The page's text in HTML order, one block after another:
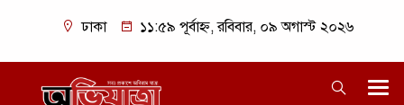
ঢাকা ১১:৫৯ পূর্বাহ্ন, রবিবার, ০৯ অগাস্ট ২০২৬